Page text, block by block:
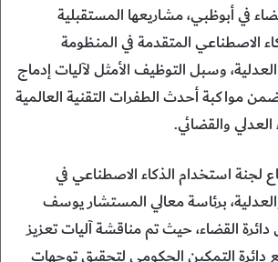
في أبوظبي، مشاريعها المستقبلية
الاصطناعي المتقدمة في المنظومة
وسبل التوظيف الأمثل لآليات إدماج
مواكبة أحدث الطفرات التقنية العالمية
العدلي والقضائي.
لجنة استخدام الذكاء الاصطناعي في
برئاسة معالي المستشار يوسف
القضاء، حيث تم مناقشة آليات تعزيز
دائرة التمكين الحكومي لتحقيق توجهات